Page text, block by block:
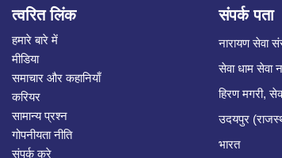
त्वरित लिंक
हमारे बारे में
मीडिया
समाचार और कहानियाँ
करियर
सामान्य प्रश्न
गोपनीयता नीति
संपर्क करे
संपर्क पता
नारायण सेवा
सेवा धाम सेवा
हिरण मगरी,
उदयपुर
भारत